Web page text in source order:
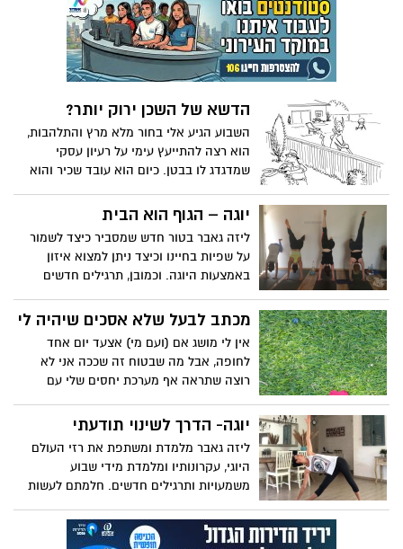
הדשא של השכן ירוק יותר?
השבוע הגיע אלי בחור מלא מרץ והתלהבות,
הוא רצה להתייעץ עימי על רעיון עסקי
שמדגדג לו בבטן. כיום הוא עובד שכיר והוא
שאלתי אותו. "לא רע לי" הוא ענה, "אבל אני
רוצה להפסיק לעבוד בשביל אחרים ולהתחיל
לעבוד בשביל עצמי". "להיות עצמאי זה בדיוק
להפך" ניסיתי להסביר, "אתה מפסיק לעבוד
בשביל עצמך ומתחיל לעבוד בשביל אחרים:
יוגה – הגוף הוא הבית
ליזה גאבר בטור חדש שמסביר כיצד לשמור
על שפיות בחיינו וכיצד ניתן למצוא איזון
באמצעות היוגה. וכמובן, תרגילים חדשים
מכתב לבעל שלא אסכים שיהיה לי
אין לי מושג אם (ועם מי) אצעד יום אחד
לחופה, אבל מה שבטוח זה שככה אני לא
רוצה שתראה אף מערכת יחסים שלי עם
אמן!). פוסט הארה עתידני. מזדהים יותר
מידי? תשקיעו ביחסים שלכם ותגרמו לשינוי.
יוגה- הדרך לשינוי תודעתי
ליזה גאבר מלמדת ומשתפת את רזי העולם
היוגי, עקרונותיו ומלמדת מידי שבוע
משמעויות ותרגילים חדשים. חלמתם לעשות
למקום הנכון.